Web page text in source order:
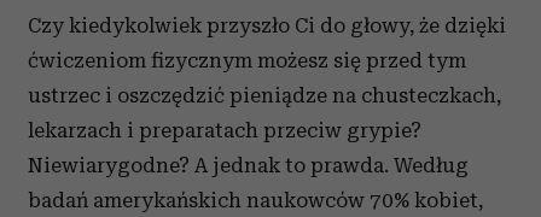
Czy kiedykolwiek przyszło Ci do głowy, że dzięki
ćwiczeniom fizycznym możesz się przed tym
ustrzec i oszczędzić pieniądze na chusteczkach,
lekarzach i preparatach przeciw grypie?
Niewiarygodne? A jednak to prawda. Według
badań amerykańskich naukowców 70% kobiet,